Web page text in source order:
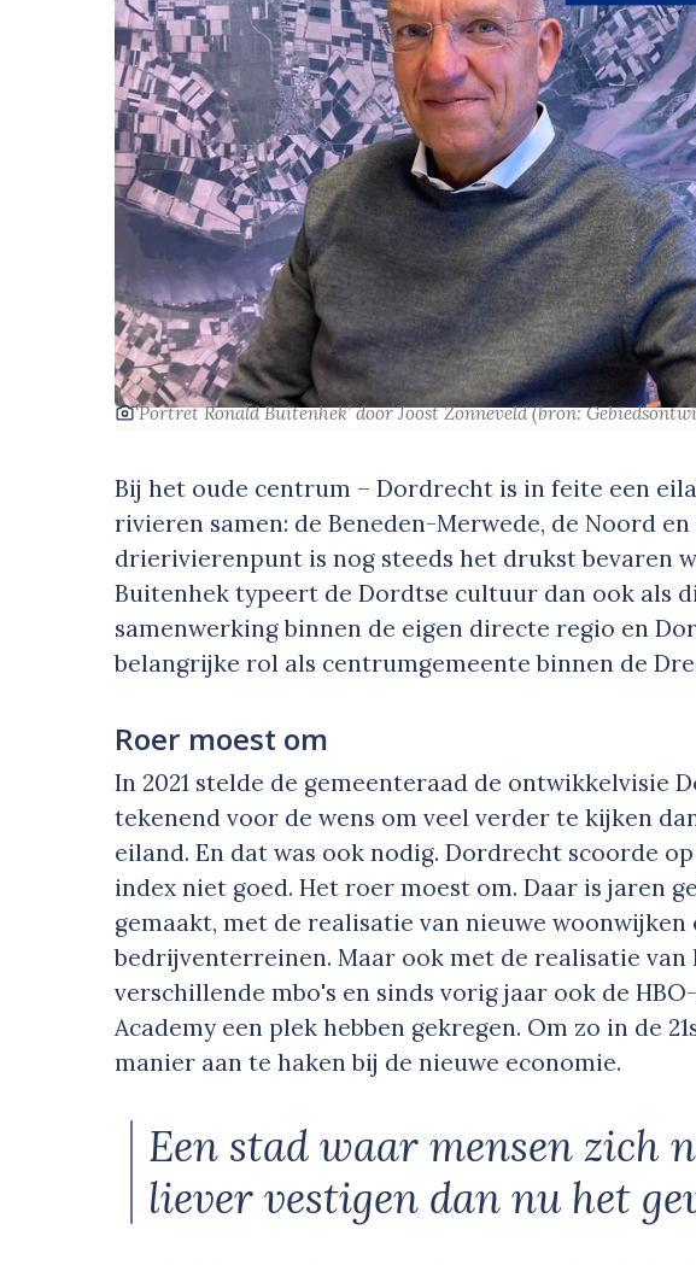
‘Portret Ronald Buitenhek’door Joost Zonneveld(bron:
Bij het oude centrum – Dordrecht is in feite een
rivieren samen: de Beneden-Merwede, de Noord en
drierivierenpunt is nog steeds het drukst bevaren
Buitenhek typeert de Dordtse cultuur dan ook als
samenwerking binnen de eigen directe regio en
belangrijke rol als centrumgemeente binnen de
Roer moest om
In 2021 stelde de gemeenteraad de ontwikkelvisie
tekenend voor de wens om veel verder te kijken
eiland. En dat was ook nodig. Dordrecht scoorde
index niet goed. Het roer moest om. Daar is jaren
gemaakt, met de realisatie van nieuwe woonwijken
bedrijventerreinen. Maar ook met de realisatie van
verschillende mbo's en sinds vorig jaar ook de
Academy een plek hebben gekregen. Om zo in de
manier aan te haken bij de nieuwe economie.
Een stad waar mensen zich
liever vestigen dan nu het